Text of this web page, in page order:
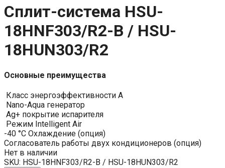
Сплит-система HSU-
18HNF303/R2-B / HSU-
18HUN303/R2
Основные преимущества
Класс энергоэффективности A
Nano-Aqua генератор
Ag+ покрытие испарителя
Режим Intelligent Air
-40 °C Охлаждение (опция)
Согласователь работы двух кондиционеров (опция)
Нет в наличии
SKU: HSU-18HNF303/R2-B / HSU-18HUN303/R2